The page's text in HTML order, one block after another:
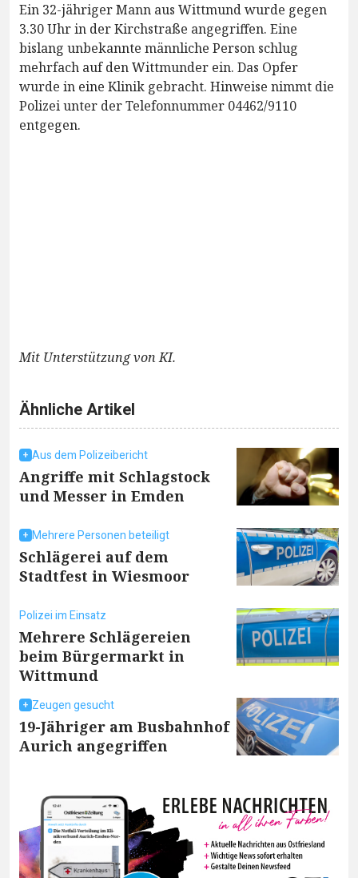
Ein 32-jähriger Mann aus Wittmund wurde gegen
3.30 Uhr in der Kirchstraße angegriffen. Eine
bislang unbekannte männliche Person schlug
mehrfach auf den Wittmunder ein. Das Opfer
wurde in eine Klinik gebracht. Hinweise nimmt die
Polizei unter der Telefonnummer 04462/9110
entgegen.
Mit Unterstützung von KI.
Ähnliche Artikel
Aus dem Polizeibericht
Angriffe mit Schlagstock
und Messer in Emden
Mehrere Personen beteiligt
Schlägerei auf dem
Stadtfest in Wiesmoor
Polizei im Einsatz
Mehrere Schlägereien
beim Bürgermarkt in
Wittmund
Zeugen gesucht
19-Jähriger am Busbahnhof
Aurich angegriffen